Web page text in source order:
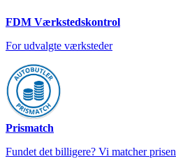
FDM Værkstedskontrol
For udvalgte værksteder
Prismatch
Fundet det billigere? Vi matcher prisen